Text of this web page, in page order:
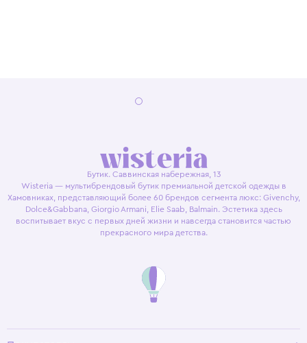
Бутик. Саввинская набережная, 13
Wisteria — мультибрендовый бутик премиальной детской одежды в
Хамовниках, представляющий более 60 брендов сегмента люкс: Givenchy,
Dolce&Gabbana, Giorgio Armani, Elie Saab, Balmain. Эстетика здесь
воспитывает вкус с первых дней жизни и навсегда становится частью
прекрасного мира детства.